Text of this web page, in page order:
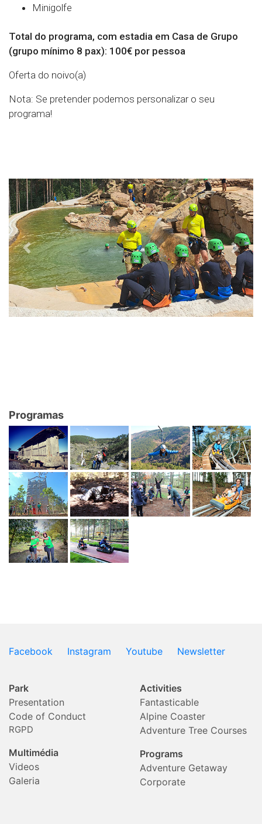
Minigolfe
Total do programa, com estadia em Casa de Grupo
(grupo mínimo 8 pax): 100€ por pessoa
Oferta do noivo(a)
Nota: Se pretender podemos personalizar o seu
programa!
Previous Next
Programas
Facebook Instagram Youtube Newsletter
Park
Presentation
Code of Conduct
RGPD
Multimédia
Videos
Galeria
Activities
Fantasticable
Alpine Coaster
Adventure Tree Courses
Programs
Adventure Getaway
Corporate